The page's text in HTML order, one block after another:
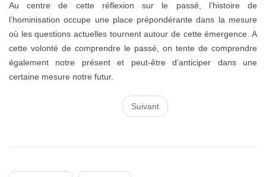
Au centre de cette réflexion sur le passé, l’histoire de
l’hominisation occupe une place prépondérante dans la mesure
où les questions actuelles tournent autour de cette émergence. A
cette volonté de comprendre le passé, on tente de comprendre
également notre présent et peut-être d’anticiper dans une
certaine mesure notre futur.
Suivant